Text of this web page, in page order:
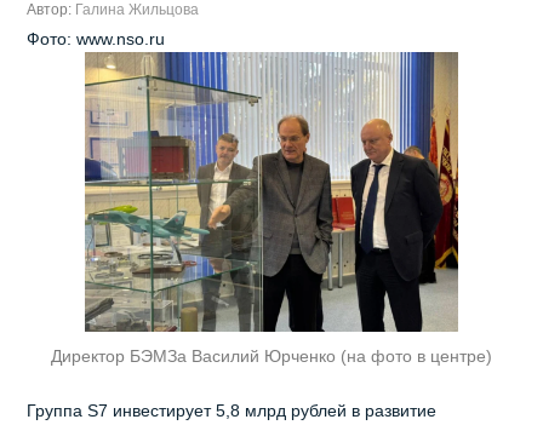
Автор: Галина Жильцова
Фото: www.nso.ru
Директор БЭМЗа Василий Юрченко (на фото в центре)
Группа S7 инвестирует 5,8 млрд рублей в развитие